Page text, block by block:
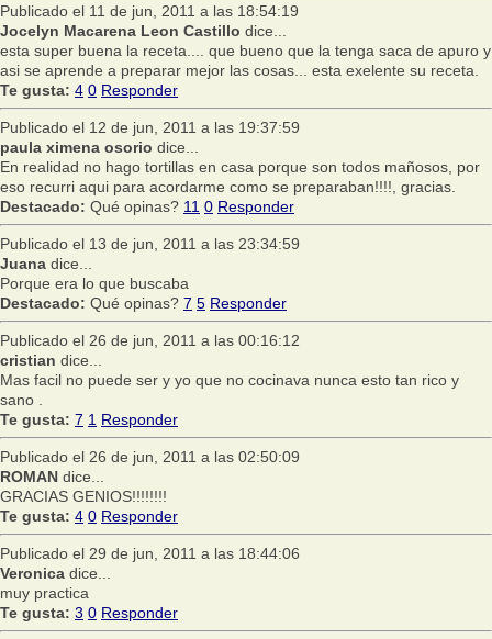
Publicado el 11 de jun, 2011 a las 18:54:19
Jocelyn Macarena Leon Castillo dice...
esta super buena la receta.... que bueno que la tenga saca de apuro y
asi se aprende a preparar mejor las cosas... esta exelente su receta.
Te gusta: 4 0 Responder
Publicado el 12 de jun, 2011 a las 19:37:59
paula ximena osorio dice...
En realidad no hago tortillas en casa porque son todos mañosos, por
eso recurri aqui para acordarme como se preparaban!!!!, gracias.
Destacado: Qué opinas? 11 0 Responder
Publicado el 13 de jun, 2011 a las 23:34:59
Juana dice...
Porque era lo que buscaba
Destacado: Qué opinas? 7 5 Responder
Publicado el 26 de jun, 2011 a las 00:16:12
cristian dice...
Mas facil no puede ser y yo que no cocinava nunca esto tan rico y
sano .
Te gusta: 7 1 Responder
Publicado el 26 de jun, 2011 a las 02:50:09
ROMAN dice...
GRACIAS GENIOS!!!!!!!!
Te gusta: 4 0 Responder
Publicado el 29 de jun, 2011 a las 18:44:06
Veronica dice...
muy practica
Te gusta: 3 0 Responder